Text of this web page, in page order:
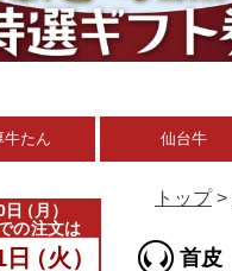
牛たん 仙台牛
トップ>
首皮